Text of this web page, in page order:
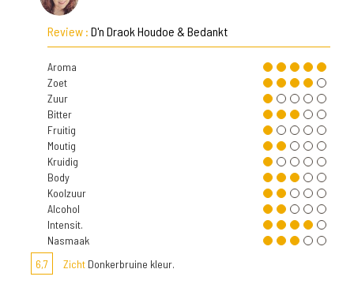
Review : D'n Draok Houdoe & Bedankt
Aroma
Zoet
Zuur
Bitter
Fruitig
Moutig
Kruidig
Body
Koolzuur
Alcohol
Intensit.
Nasmaak
6,7
Zicht Donkerbruine kleur.